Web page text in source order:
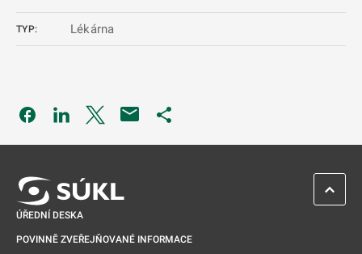
TYP: Lékárna
Odkaz se otevře na nové kartě
Odkaz se otevře na nové kartě
Odkaz se otevře na nové kartě
ÚŘEDNÍ DESKA
POVINNĚ ZVEŘEJŇOVANÉ INFORMACE
ZPĚT